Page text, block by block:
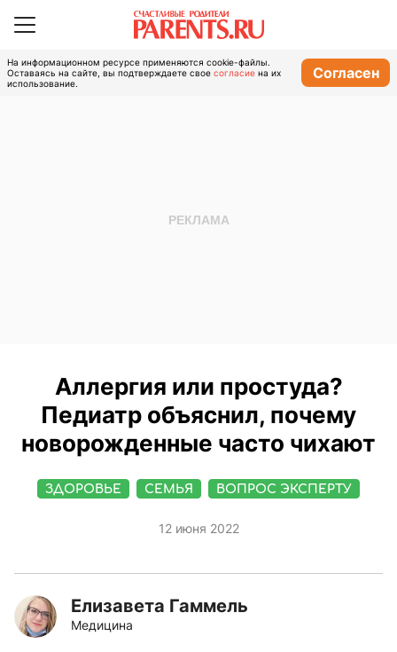
На информационном ресурсе применяются cookie-файлы.
Оставаясь на сайте, вы подтверждаете свое согласие на их
использование.
Согласен
Аллергия или простуда?
Педиатр объяснил, почему
новорожденные часто чихают
ЗДОРОВЬЕ СЕМЬЯ ВОПРОС ЭКСПЕРТУ
12 июня 2022
Елизавета Гаммель
Медицина